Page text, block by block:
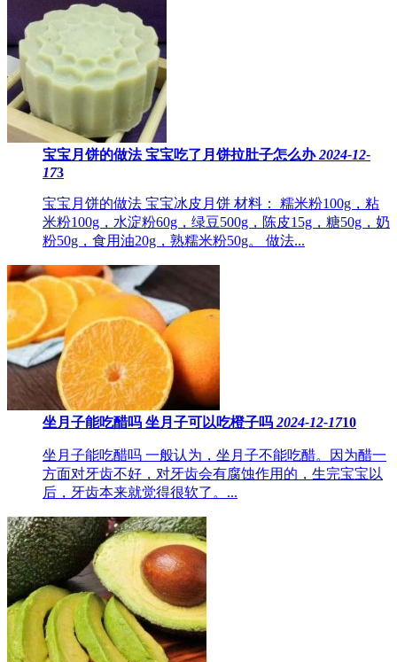
宝宝月饼的做法 ​宝宝吃了月饼拉肚子怎么办 2024-12-
173
宝宝月饼的做法 宝宝冰皮月饼 材料： 糯米粉100g，粘
米粉100g，水淀粉60g，绿豆500g，陈皮15g，糖50g，奶
粉50g，食用油20g，熟糯米粉50g。 做法...
坐月子能吃醋吗 ​坐月子可以吃橙子吗 2024-12-1710
坐月子能吃醋吗 一般认为，坐月子不能吃醋。因为醋一
方面对牙齿不好，对牙齿会有腐蚀作用的，生完宝宝以
后，牙齿本来就觉得很软了。...